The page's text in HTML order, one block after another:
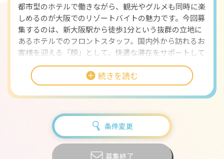
都市型のホテルで働きながら、観光やグルメも同時に楽
しめるのが大阪でのリゾートバイトの魅力です。今回募
集するのは、新大阪駅から徒歩1分という抜群の立地に
あるホテルでのフロントスタッフ。国内外から訪れるお
客様を迎える「顔」として、快適な滞在をサポートして
いただきます。
仕事内容は、チェックイン・チェックアウトの対応、伝
票チェックや会計業務、館内案内など多岐にわたりま
ションであり、事務的な正確さと同時に、笑顔での接客
が求められます。未経験の方でも、接客を通じて自然に
スキルを磨くことができる環境が整っているので安心で
す。外国人観光客も多いため、語学力を活かしたい方
続きを読む
条件変更
募集終了